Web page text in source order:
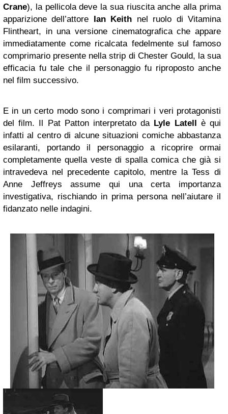
Crane), la pellicola deve la sua riuscita anche alla prima
apparizione dell’attore Ian Keith nel ruolo di Vitamina
Flintheart, in una versione cinematografica che appare
immediatamente come ricalcata fedelmente sul famoso
comprimario presente nella strip di Chester Gould, la sua
efficacia fu tale che il personaggio fu riproposto anche
nel film successivo.
E in un certo modo sono i comprimari i veri protagonisti
del film. Il Pat Patton interpretato da Lyle Latell è qui
infatti al centro di alcune situazioni comiche abbastanza
esilaranti, portando il personaggio a ricoprire ormai
completamente quella veste di spalla comica che già si
intravedeva nel precedente capitolo, mentre la Tess di
Anne Jeffreys assume qui una certa importanza
investigativa, rischiando in prima persona nell’aiutare il
fidanzato nelle indagini.